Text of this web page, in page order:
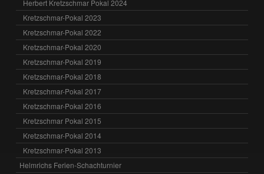
Herbert Kretzschmar Pokal 2024
Kretzschmar-Pokal 2023
Kretzschmar-Pokal 2022
Kretzschmar-Pokal 2020
Kretzschmar-Pokal 2019
Kretzschmar-Pokal 2018
Kretzschmar-Pokal 2017
Kretzschmar-Pokal 2016
Kretzschmar Pokal 2015
Kretzschmar-Pokal 2014
Kretzschmar-Pokal 2013
Helmrichs Ferien-Schachturnier